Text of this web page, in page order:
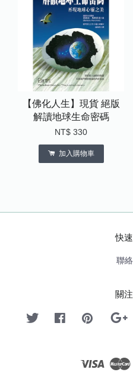
【佛化人生】現貨 絕版
解讀地球生命密碼
NT$ 330
加入購物車
快
聯
關
Twitter FacebookPinterest
Visa